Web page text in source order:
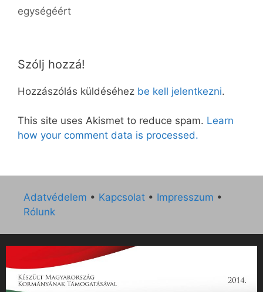
egységéért
Szólj hozzá!
Hozzászólás küldéséhez be kell jelentkezni.
This site uses Akismet to reduce spam. Learn
how your comment data is processed.
Adatvédelem • Kapcsolat • Impresszum •
Rólunk